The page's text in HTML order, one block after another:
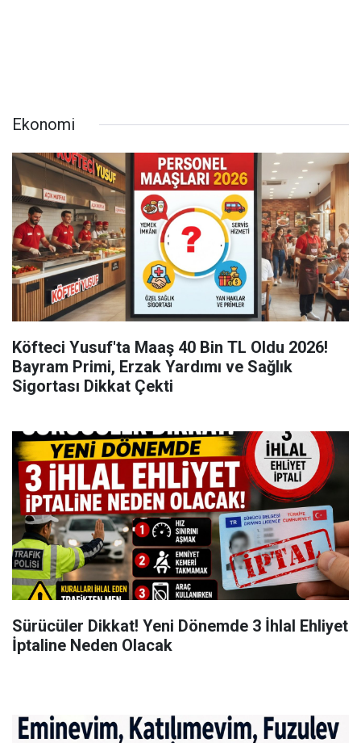
Ekonomi
Köfteci Yusuf'ta Maaş 40 Bin TL Oldu 2026!
Bayram Primi, Erzak Yardımı ve Sağlık
Sigortası Dikkat Çekti
Sürücüler Dikkat! Yeni Dönemde 3 İhlal Ehliyet
İptaline Neden Olacak